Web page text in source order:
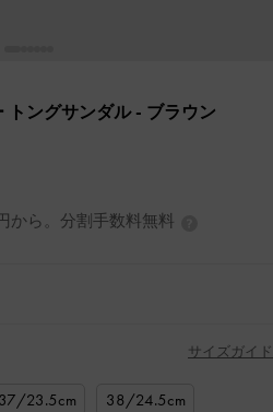
トングサンダル- ブラウン
から。分割手数料無料
サイズガイド
37/23.5cm 38/24.5cm